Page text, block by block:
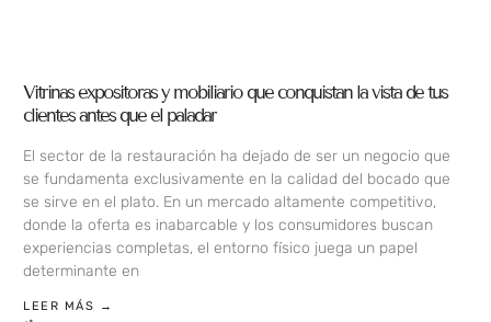
Vitrinas expositoras y mobiliario que conquistan la vista de tus
clientes antes que el paladar
El sector de la restauración ha dejado de ser un negocio que
se fundamenta exclusivamente en la calidad del bocado que
se sirve en el plato. En un mercado altamente competitivo,
donde la oferta es inabarcable y los consumidores buscan
experiencias completas, el entorno físico juega un papel
determinante en
LEER MÁS →